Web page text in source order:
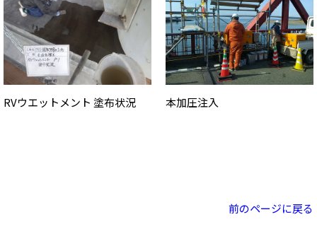
RVウエットメント 塗布状況 本加圧注入
前のページに戻る